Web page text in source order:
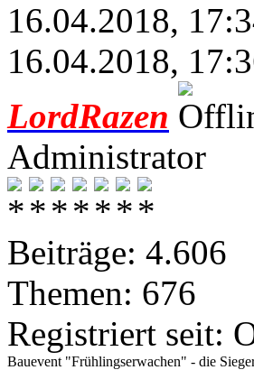
16.04.2018,
16.04.2018,
LordRazen
Administrator
Beiträge: 4.606
Themen: 676
Registriert seit:
Bauevent "Frühlingserwachen" - die